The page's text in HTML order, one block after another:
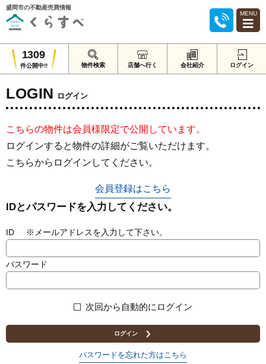
盛岡市の不動産売買情報
MENU
1309
件公開中!! 物件検索 店舗へ行く 会社紹介 ログイン
LOGIN ログイン
こちらの物件は会員様限定で公開しています。
ログインすると物件の詳細がご覧いただけます。
こちらからログインしてください。
会員登録はこちら
IDとパスワードを入力してください。
ID ※メールアドレスを入力して下さい。
パスワード
次回から自動的にログイン
ログイン
パスワードを忘れた方はこちら